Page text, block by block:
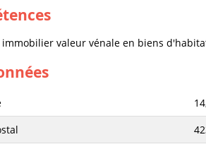
immobilier valeur vénale en biens